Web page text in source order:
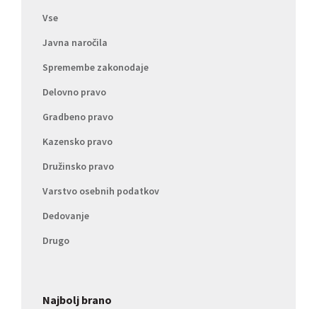
Vse
Javna naročila
Spremembe zakonodaje
Delovno pravo
Gradbeno pravo
Kazensko pravo
Družinsko pravo
Varstvo osebnih podatkov
Dedovanje
Drugo
Najbolj brano